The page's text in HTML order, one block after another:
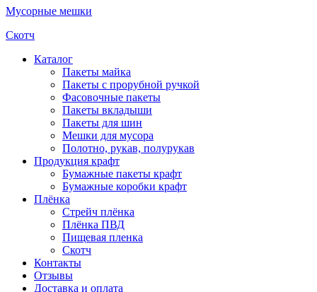
Мусорные мешки
Скотч
Каталог
Пакеты майка
Пакеты с прорубной ручкой
Фасовочные пакеты
Пакеты вкладыши
Пакеты для шин
Мешки для мусора
Полотно, рукав, полурукав
Продукция крафт
Бумажные пакеты крафт
Бумажные коробки крафт
Плёнка
Стрейч плёнка
Плёнка ПВД
Пищевая пленка
Скотч
Контакты
Отзывы
Доставка и оплата